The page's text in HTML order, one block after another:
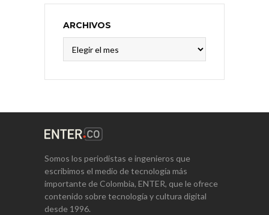
ARCHIVOS
Somos los periodistas e ingenieros que
escribimos el medio de tecnología más
importante de Colombia, ENTER, que le ofrece
contenido sobre tecnología y cultura digital
desde 1996.